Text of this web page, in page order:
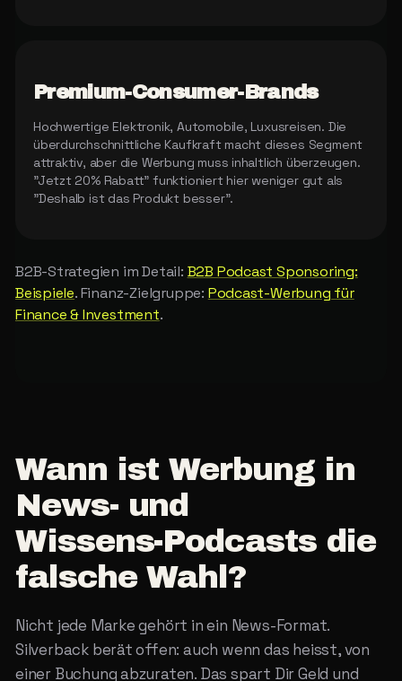
Premium-Consumer-Brands
Hochwertige Elektronik, Automobile, Luxusreisen. Die
überdurchschnittliche Kaufkraft macht dieses Segment
attraktiv, aber die Werbung muss inhaltlich überzeugen.
"Jetzt 20% Rabatt" funktioniert hier weniger gut als
"Deshalb ist das Produkt besser".
B2B-Strategien im Detail: B2B Podcast Sponsoring:
Beispiele. Finanz-Zielgruppe: Podcast-Werbung für
Finance & Investment.
Wann ist Werbung in
News- und
Wissens-Podcasts die
falsche Wahl?
Nicht jede Marke gehört in ein News-Format.
Silverback berät offen: auch wenn das heisst, von
einer Buchung abzuraten. Das spart Dir Geld und